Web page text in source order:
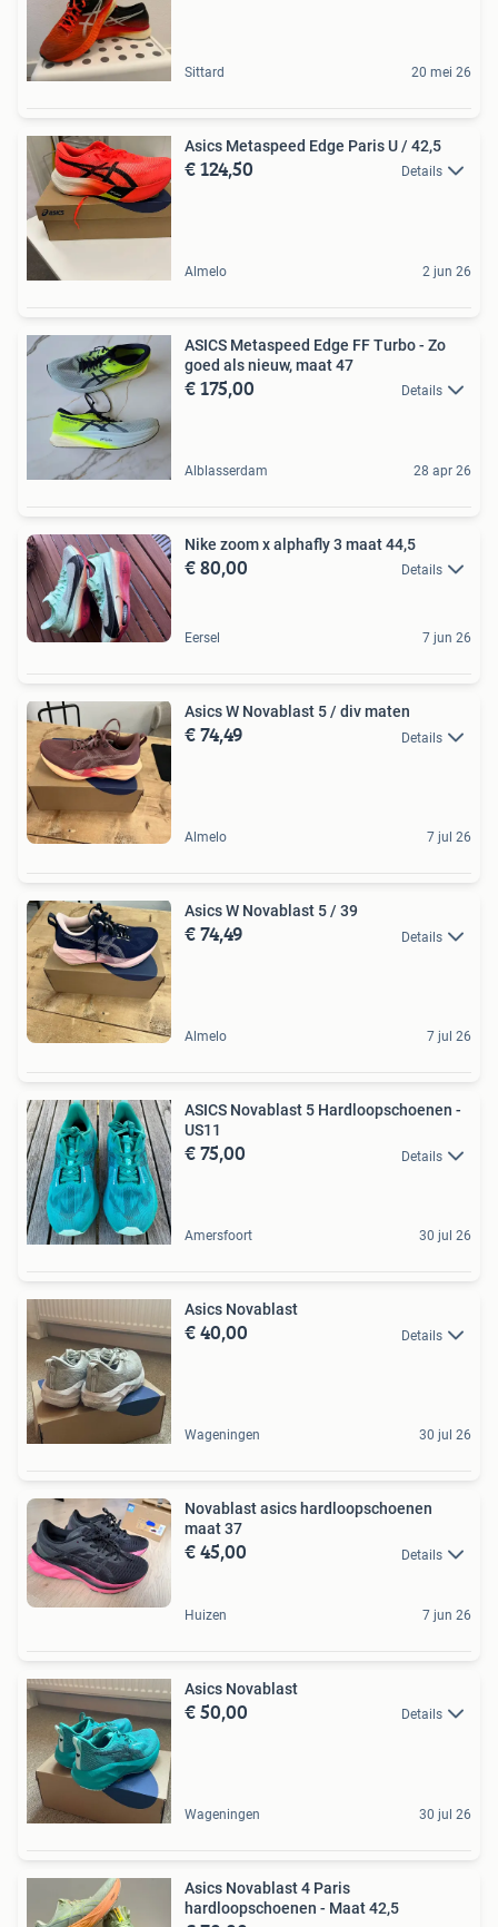
Sittard 20 mei 26
Asics Metaspeed Edge Paris U / 42,5
€ 124,50 Details
Almelo 2 jun 26
ASICS Metaspeed Edge FF Turbo - Zo
goed als nieuw, maat 47
€ 175,00 Details
Alblasserdam 28 apr 26
Nike zoom x alphafly 3 maat 44,5
€ 80,00 Details
Eersel 7 jun 26
Asics W Novablast 5 / div maten
€ 74,49 Details
Almelo 7 jul 26
Asics W Novablast 5 / 39
€ 74,49 Details
Almelo 7 jul 26
ASICS Novablast 5 Hardloopschoenen -
US11
€ 75,00 Details
Amersfoort 30 jul 26
Asics Novablast
€ 40,00 Details
Wageningen 30 jul 26
Novablast asics hardloopschoenen
maat 37
€ 45,00 Details
Huizen 7 jun 26
Asics Novablast
€ 50,00 Details
Wageningen 30 jul 26
Asics Novablast 4 Paris
hardloopschoenen - Maat 42,5